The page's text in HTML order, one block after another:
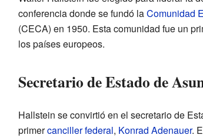
conferencia donde se fundó laComunidad
(CECA) en 1950. Esta comunidad fue un
los países europeos.
Secretario de Estado de
Hallstein se convirtió en el secretario de
primercanciller federal, Konrad Adenauer.